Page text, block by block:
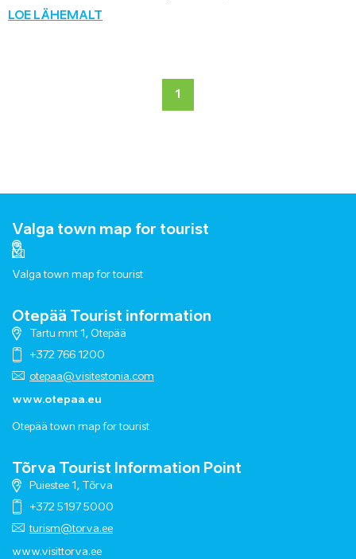
LOE LÄHEMALT
1
Valga town map for tourist
Valga town map for tourist
Otepää Tourist information
Tartu mnt 1, Otepää
+372 766 1200
otepaa@visitestonia.com
www.otepaa.eu
Otepää town map for tourist
Tõrva Tourist Information Point
Puiestee 1, Tõrva
+372 5197 5000
turism@torva.ee
www.visittorva.ee